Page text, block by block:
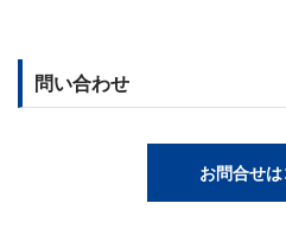
問い合わせ
お問合せ